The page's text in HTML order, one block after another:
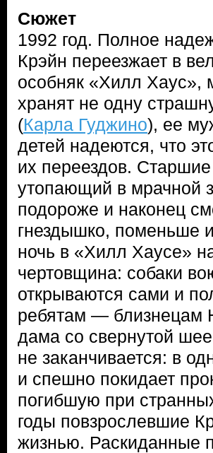
Сюжет
1992 год. Полное
Крэйн переезжает в
особняк «Хилл Хаус»,
хранят не одну
(Карла Гуджино), ее
детей надеются, что
их переездов.
утопающий в мрачной
подороже и наконец
гнездышко, поменьше
ночь в «Хилл Хаусе»
чертовщина: собаки
открываются сами и
ребятам — близнецам
дама со свернутой
не заканчивается: в
и спешно покидает
погибшую при
годы повзрослевшие
жизнью. Раскиданные